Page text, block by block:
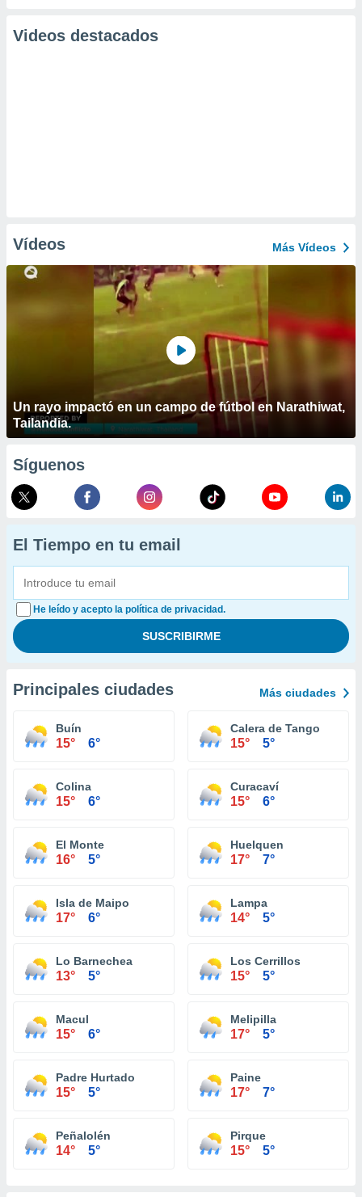
Videos destacados
Vídeos Más Vídeos
Un rayo impactó en un campo de fútbol en Narathiwat,
Tailandia.
Síguenos
El Tiempo en tu email
He leído y acepto la política de privacidad.
Principales ciudades Más ciudades
Buín
15° 6°
Calera de Tango
15° 5°
Colina
15° 6°
Curacaví
15° 6°
El Monte
16° 5°
Huelquen
17° 7°
Isla de Maipo
17° 6°
Lampa
14° 5°
Lo Barnechea
13° 5°
Los Cerrillos
15° 5°
Macul
15° 6°
Melipilla
17° 5°
Padre Hurtado
15° 5°
Paine
17° 7°
Peñalolén
14° 5°
Pirque
15° 5°